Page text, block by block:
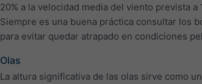
20% a la velocidad media del viento prevista a
Siempre es una buena práctica consultar los
para evitar quedar atrapado en condiciones
Olas
La altura significativa de las olas sirve como